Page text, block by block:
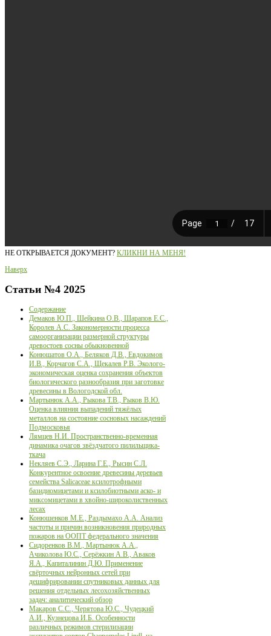
НЕ ОТКРЫВАЕТСЯ ДОКУМЕНТ? КЛИКНИ НА МЕНЯ!
Наверх
Статьи №4 2025
Содержание
Демаков Ю.П., Шейкина О.В., Шарапов Е.С.,
Королев А.С. Закономерности процесса
самоорганизации размерной структуры
древостоев сосны обыкновенной
Конюшатов О.А., Беляков Д.В., Евдокимов
И.В., Корчагов С.А., Щекалев Р.В. Эколого-
экономическая оценка сохранения объектов
биологического разнообразия при заготовке
древесины в Вологодской обл.
Мартынюк А.А., Рыкова Т.В., Рыков В.Ю.
Оценка влияния выпадений тяжёлых
металлов на состояние сосновых насаждений
Подмосковья
Лямцев Н.И. Пространственно-временная
динамика очагов звёздчатого пилильщика-
ткача
Некляев С.Э., Ларина Г.Е., Рысин С.Л.
Конкурентное освоение древесины деревьев
семейства Salicaceae ксилотрофными
базидиомицетами и ксилобиотными аско- и
миксомицетами в хвойно-широколиственных
лесах
Конюшенков М.Е., Раздымахо А.А. Анализ
частоты и причин возникновения природных
пожаров на ООПТ федерального значения
Сидоренков В.М., Мартынюк А.А.,
Ачиколова Ю.С., Серёжкин А.В., Аваков
Я.А., Капиталинин Д.Ю. Применение
свёрточных нейронных сетей при
дешифрировании спутниковых данных для
решения отдельных лесохозяйственных
задач: аналитический обзор
Макаров С.С., Черятова Ю.С., Чудецкий
А.И., Кузнецова И.Б. Особенности
различных режимов стерилизации